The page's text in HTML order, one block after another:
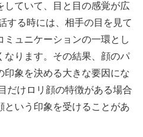
していて、目と目の感覚が広
する時には、相手の目を見て
ュニケーションの一環とし
なります。その結果、顔のパ
印象を決める大きな要因にな
だけロリ顔の特徴がある場合
という印象を受けることがあ